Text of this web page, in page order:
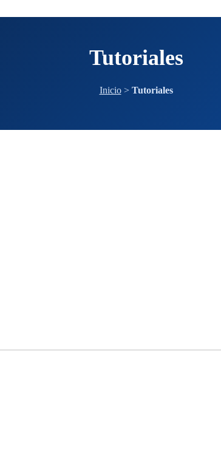
Tutoriales
Inicio> Tutoriales